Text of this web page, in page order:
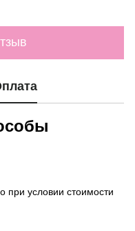
при условии стоимости